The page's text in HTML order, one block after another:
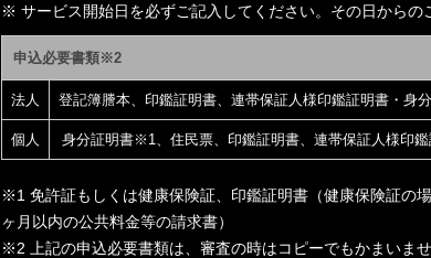
※ サービス開始日を必ずご記入してください。その日からの
申込必要書類※2
法人 登記簿謄本、印鑑証明書、連帯保証人様印鑑証明書・身
個人 身分証明書※1 、住民票、印鑑証明書、連帯保証人様印
※1 免許証もしくは健康保険証、印鑑証明書（健康保険証の
ヶ月以内の公共料金等の請求書）
※2 上記の申込必要書類は、審査の時はコピーでもかまいま